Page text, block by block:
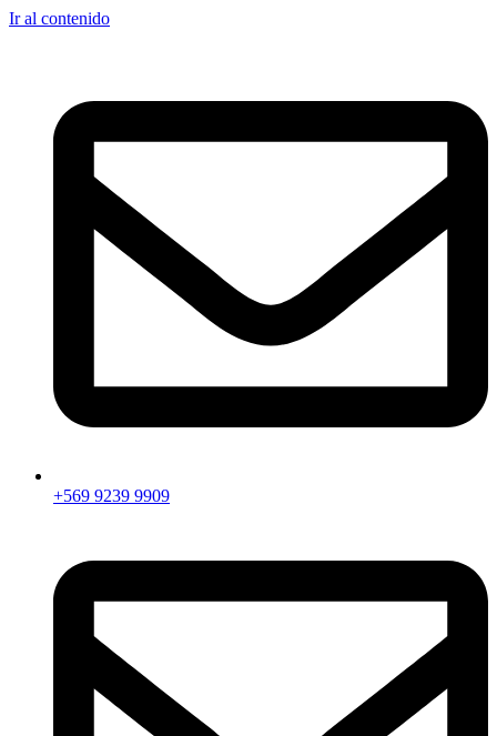
Ir al contenido
+569 9239 9909